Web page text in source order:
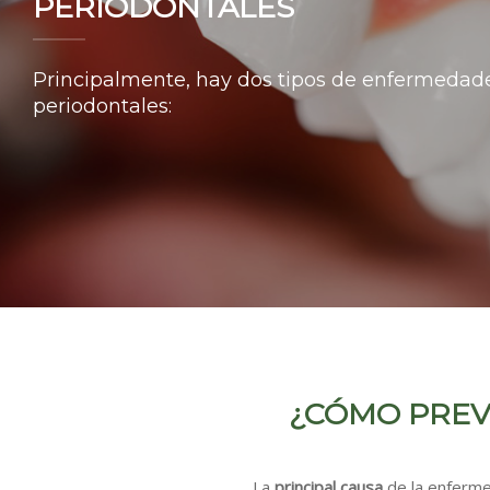
Principalmente, hay dos tipos de
periodontales:
¿CÓMO